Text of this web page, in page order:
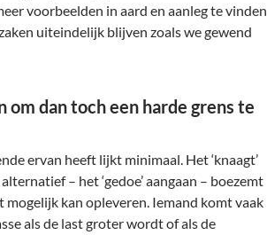
voorbeelden in aard en aanleg te vinden
uiteindelijk blijven zoals we gewend
dan toch een harde grens te
ervan heeft lijkt minimaal. Het ‘knaagt’
– het ‘gedoe’ aangaan – boezemt
mogelijk kan opleveren. Iemand komt vaak
als de last groter wordt of als de